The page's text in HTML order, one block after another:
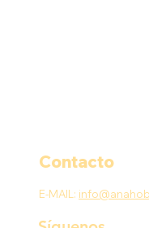
Contacto
E-MAIL: